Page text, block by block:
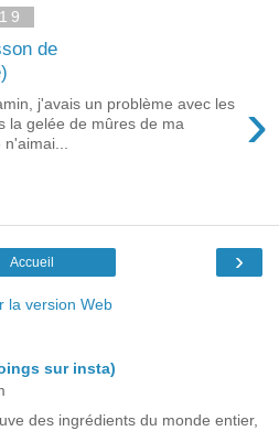
de
›
j'avais un problème avec les
la gelée de mûres de ma
›
Accueil
la version Web
sur insta)
des ingrédients du monde entier,